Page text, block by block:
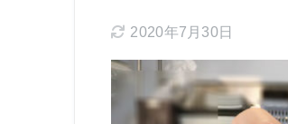
2020年7月30日